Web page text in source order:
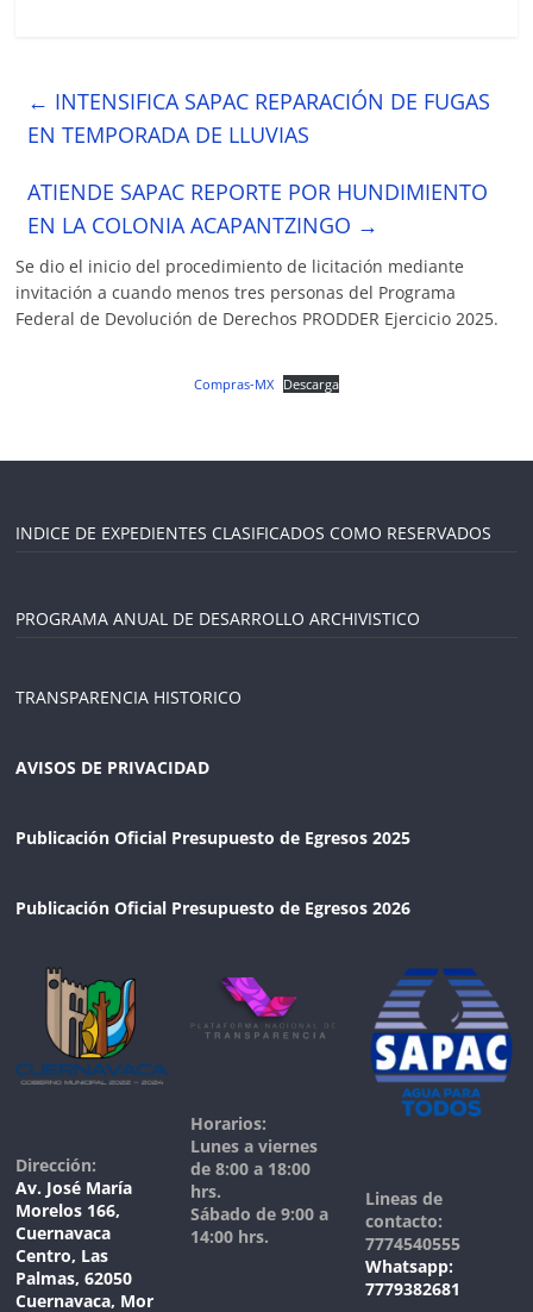
← INTENSIFICA SAPAC REPARACIÓN DE FUGAS
EN TEMPORADA DE LLUVIAS
ATIENDE SAPAC REPORTE POR HUNDIMIENTO
EN LA COLONIA ACAPANTZINGO →
Se dio el inicio del procedimiento de licitación mediante
invitación a cuando menos tres personas del Programa
Federal de Devolución de Derechos PRODDER Ejercicio 2025.
Compras-MX Descarga
INDICE DE EXPEDIENTES CLASIFICADOS COMO RESERVADOS
PROGRAMA ANUAL DE DESARROLLO ARCHIVISTICO
TRANSPARENCIA HISTORICO
AVISOS DE PRIVACIDAD
Publicación Oficial Presupuesto de Egresos 2025
Publicación Oficial Presupuesto de Egresos 2026
Dirección:
Av. José María
Morelos 166,
Cuernavaca
Centro, Las
Palmas, 62050
Cuernavaca, Mor
Horarios:
Lunes a viernes
de 8:00 a 18:00
hrs.
Sábado de 9:00 a
14:00 hrs.
Lineas de
contacto:
7774540555
Whatsapp:
7779382681